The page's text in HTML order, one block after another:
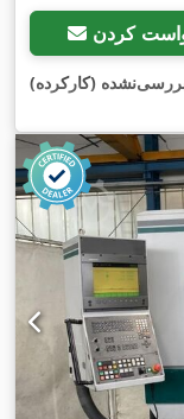
کردن
(کارکرده)